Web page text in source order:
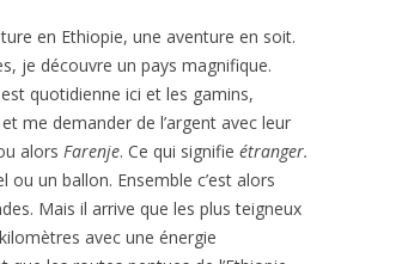
en Ethiopie, une aventure en soit.
je découvre un pays magnifique.
quotidienne ici et les gamins,
me demander de l’argent avec leur
alors Farenje. Ce qui signifie étranger.
un ballon. Ensemble c’est alors
Mais il arrive que les plus teigneux
avec une énergie